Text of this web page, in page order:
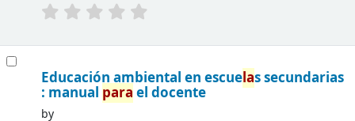
Educación ambiental en escuelas secundarias
: manual para el docente
by